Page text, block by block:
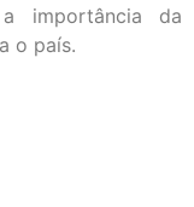
importância da
o país.